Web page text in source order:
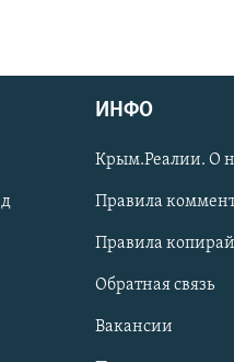
ИНФО
Крым.Реалии. О
Правила
Правила
Обратная связь
Вакансии